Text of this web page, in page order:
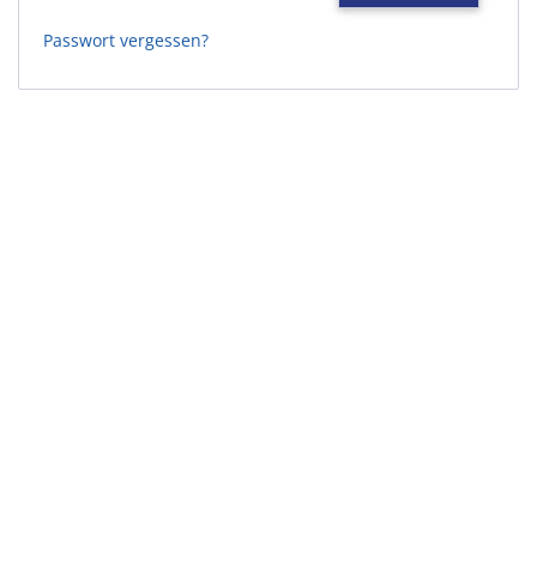
Passwort vergessen?